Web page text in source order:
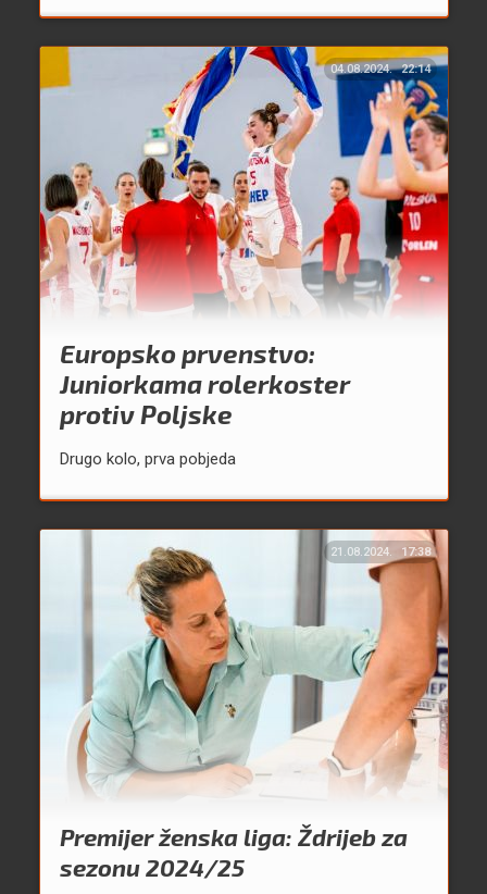
04.08.2024. 22:14
Europsko prvenstvo:
Juniorkama rolerkoster
protiv Poljske
Drugo kolo, prva pobjeda
21.08.2024. 17:38
Premijer ženska liga: Ždrijeb za
sezonu 2024/25